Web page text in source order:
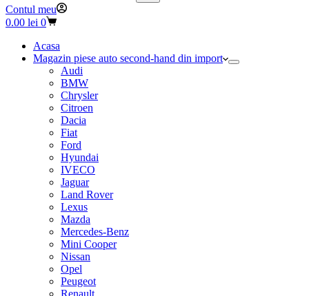
Niciun
rezultat
Contul meu
Coș
cumpărături
0.00 lei 0
Acasa
Magazin piese auto second-hand din import
Audi
BMW
Chrysler
Citroen
Dacia
Fiat
Ford
Hyundai
IVECO
Jaguar
Land Rover
Lexus
Mazda
Mercedes-Benz
Mini Cooper
Nissan
Opel
Peugeot
Renault